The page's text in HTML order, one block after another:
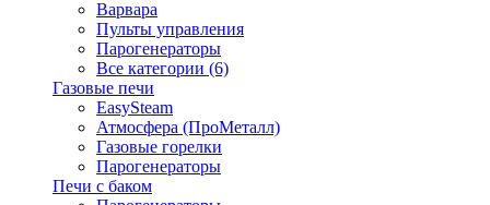
Варвара
Пульты управления
Парогенераторы
Все категории (6)
Газовые печи
EasySteam
Атмосфера (ПроМеталл)
Газовые горелки
Парогенераторы
Печи с баком